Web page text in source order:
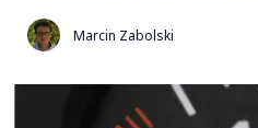
Marcin Zabolski